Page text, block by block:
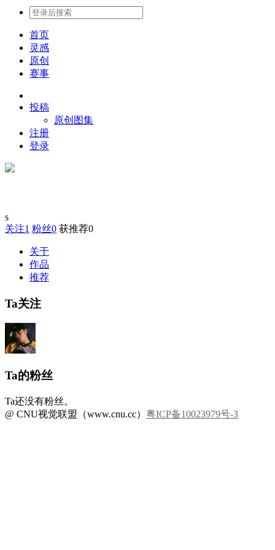
首页
灵感
原创
赛事
投稿
原创图集
注册
登录
s
关注1 粉丝0 获推荐0
关于
作品
推荐
Ta关注
Ta的粉丝
Ta还没有粉丝。
@ CNU视觉联盟（www.cnu.cc） 粤ICP备10023979号-3